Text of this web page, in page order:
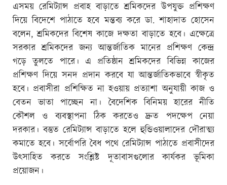
এসময় রেমিট্যান্স প্রবাহ বাড়াতে শ্রমিকদের উপযুক্ত প্রশিক্ষণ
দিয়ে বিদেশে পাঠাতে হবে মন্তব্য করে ডা. শাহাদাত হোসেন
বলেন, শ্রমিকদের বিশেষ কাজে দক্ষতা বাড়াতে হবে। এক্ষেত্রে
সরকার শ্রমিকদের জন্য আন্তর্জাতিক মানের প্রশিক্ষণ কেন্দ্র
গড়ে তুলতে পারে। এ প্রতিষ্ঠান শ্রমিকদের বিভিন্ন কাজের
প্রশিক্ষণ দিয়ে সনদ প্রদান করবে যা আন্তর্জাতিকভাবে স্বীকৃত
হবে। প্রবাসীরা প্রশিক্ষিত না হওয়ায় প্রত্যাশা অনুযায়ী কাজ ও
বেতন ভাতা পাচ্ছেন না। বৈদেশিক বিনিময় হারের নীতি
কৌশল ও ব্যবস্থাপনা ঠিক করতেও দ্রুত পদক্ষেপ নেয়া
দরকার। বস্তুত রেমিট্যান্স বাড়াতে হলে হুন্ডিওয়ালাদের দৌরাত্ম্য
কমাতে হবে। সর্বোপরি বৈধ পথে রেমিট্যান্স পাঠাতে প্রবাসীদের
উৎসাহিত করতে সংশ্লিষ্ট দূতাবাসগুলোর কার্যকর ভূমিকা
প্রয়োজন।